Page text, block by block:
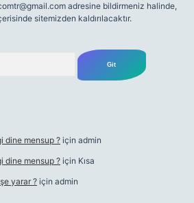
adresine bildirmeniz halinde,
sitemizden kaldırılacaktır.
dine mensup ? için admin
dine mensup ? için Kısa
yarar ? için admin